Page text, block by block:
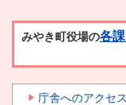
みやき町役場の各
庁舎へのアクセス